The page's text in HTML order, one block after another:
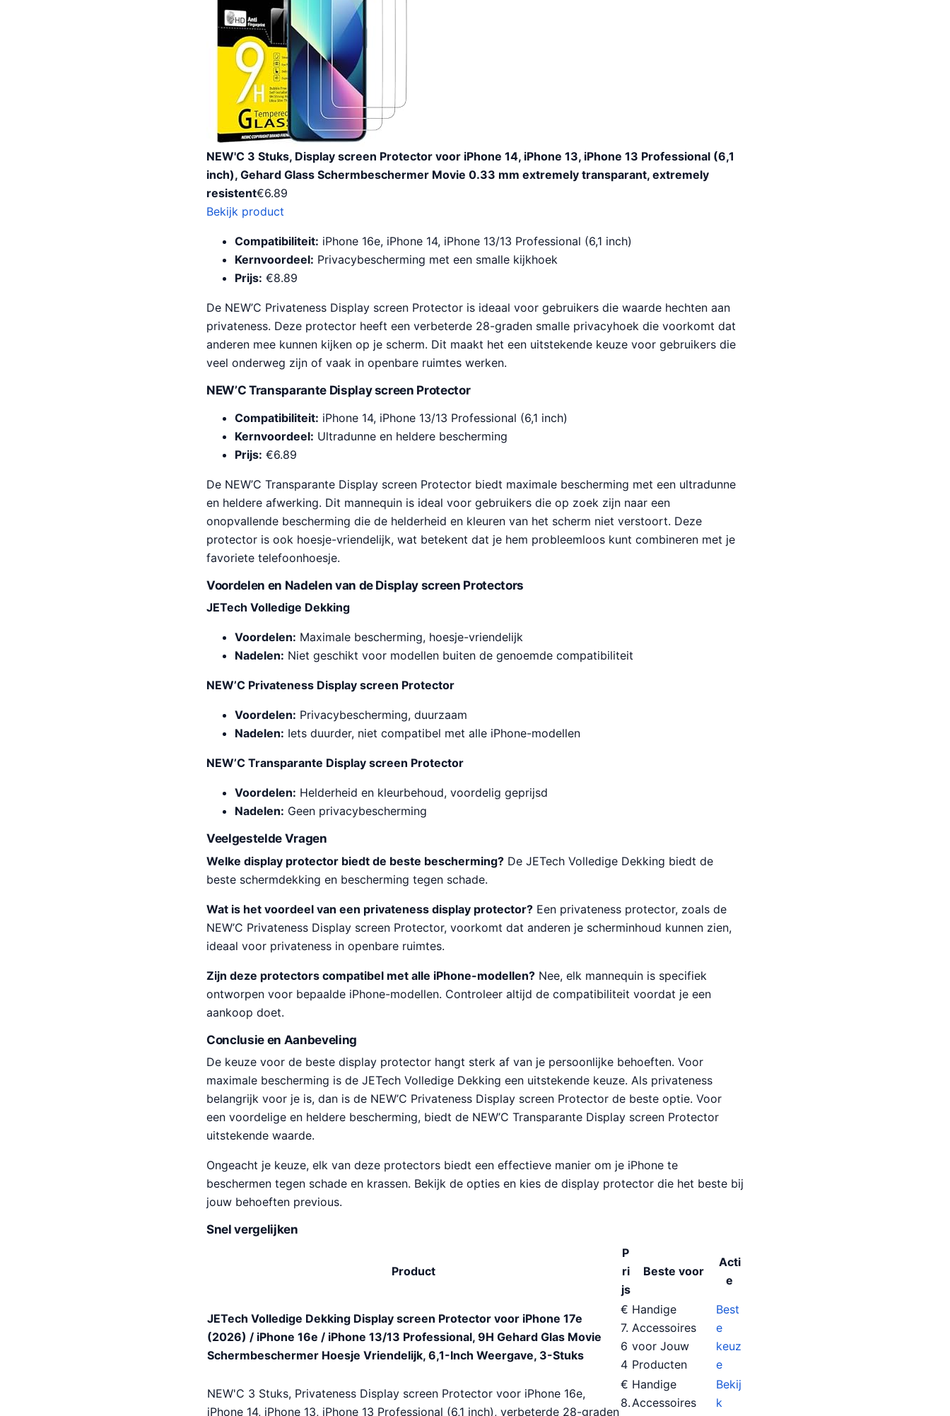
NEW'C 3 Stuks, Display screen Protector voor iPhone 14, iPhone 13, iPhone 13 Professional (6,1
inch), Gehard Glass Schermbeschermer Movie 0.33 mm extremely transparant, extremely
resistent€6.89
Bekijk product
Compatibiliteit: iPhone 16e, iPhone 14, iPhone 13/13 Professional (6,1 inch)
Kernvoordeel: Privacybescherming met een smalle kijkhoek
Prijs: €8.89
De NEW’C Privateness Display screen Protector is ideaal voor gebruikers die waarde hechten aan
privateness. Deze protector heeft een verbeterde 28-graden smalle privacyhoek die voorkomt dat
anderen mee kunnen kijken op je scherm. Dit maakt het een uitstekende keuze voor gebruikers die
veel onderweg zijn of vaak in openbare ruimtes werken.
NEW’C Transparante Display screen Protector
Compatibiliteit: iPhone 14, iPhone 13/13 Professional (6,1 inch)
Kernvoordeel: Ultradunne en heldere bescherming
Prijs: €6.89
De NEW’C Transparante Display screen Protector biedt maximale bescherming met een ultradunne
en heldere afwerking. Dit mannequin is ideal voor gebruikers die op zoek zijn naar een
onopvallende bescherming die de helderheid en kleuren van het scherm niet verstoort. Deze
protector is ook hoesje-vriendelijk, wat betekent dat je hem probleemloos kunt combineren met je
favoriete telefoonhoesje.
Voordelen en Nadelen van de Display screen Protectors
JETech Volledige Dekking
Voordelen: Maximale bescherming, hoesje-vriendelijk
Nadelen: Niet geschikt voor modellen buiten de genoemde compatibiliteit
NEW’C Privateness Display screen Protector
Voordelen: Privacybescherming, duurzaam
Nadelen: Iets duurder, niet compatibel met alle iPhone-modellen
NEW’C Transparante Display screen Protector
Voordelen: Helderheid en kleurbehoud, voordelig geprijsd
Nadelen: Geen privacybescherming
Veelgestelde Vragen
Welke display protector biedt de beste bescherming? De JETech Volledige Dekking biedt de
beste schermdekking en bescherming tegen schade.
Wat is het voordeel van een privateness display protector? Een privateness protector, zoals de
NEW’C Privateness Display screen Protector, voorkomt dat anderen je scherminhoud kunnen zien,
ideaal voor privateness in openbare ruimtes.
Zijn deze protectors compatibel met alle iPhone-modellen? Nee, elk mannequin is specifiek
ontworpen voor bepaalde iPhone-modellen. Controleer altijd de compatibiliteit voordat je een
aankoop doet.
Conclusie en Aanbeveling
De keuze voor de beste display protector hangt sterk af van je persoonlijke behoeften. Voor
maximale bescherming is de JETech Volledige Dekking een uitstekende keuze. Als privateness
belangrijk voor je is, dan is de NEW’C Privateness Display screen Protector de beste optie. Voor
een voordelige en heldere bescherming, biedt de NEW’C Transparante Display screen Protector
uitstekende waarde.
Ongeacht je keuze, elk van deze protectors biedt een effectieve manier om je iPhone te
beschermen tegen schade en krassen. Bekijk de opties en kies de display protector die het beste bij
jouw behoeften previous.
Snel vergelijken
Product
P
ri
js
Beste voor
Acti
e
JETech Volledige Dekking Display screen Protector voor iPhone 17e
(2026) / iPhone 16e / iPhone 13/13 Professional, 9H Gehard Glas Movie
Schermbeschermer Hoesje Vriendelijk, 6,1-Inch Weergave, 3-Stuks
€
7.
6
4
Handige
Accessoires
voor Jouw
Producten
Best
e
keuz
e
NEW'C 3 Stuks, Privateness Display screen Protector voor iPhone 16e,
iPhone 14, iPhone 13, iPhone 13 Professional (6,1 inch), verbeterde 28-graden
€
8.
Handige
Accessoires
Bekij
k